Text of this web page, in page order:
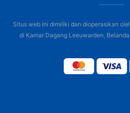
Situs web ini dimiliki dan dioperasikan
di Kamar Dagang Leeuwarden,